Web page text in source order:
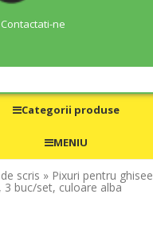
Contactati-ne
Categorii produse
MENIU
scris » Pixuri pentru ghisee
3 buc/set, culoare alba